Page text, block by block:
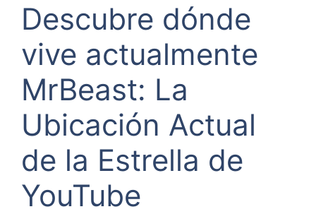
Descubre dónde
vive actualmente
MrBeast: La
Ubicación Actual
de la Estrella de
YouTube